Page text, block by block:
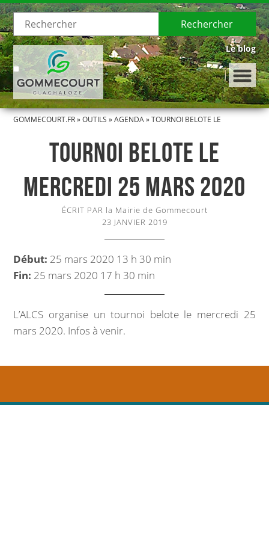
Rechercher
LE VILLAGE
Présentation de Gommecourt
Histoire de Gommecourt
LA MUNICIPALITÉ
Marchés publics
Intercommunalité
Bibliothèque
Le blog
GOMMECOURT.FR»OUTILS »AGENDA»TOURNOI BELOTE LE
MERCREDI 25 MARS 2020
TOURNOI BELOTE LE
MERCREDI 25 MARS 2020
ÉCRIT PAR la Mairie de Gommecourt
23 JANVIER 2019
Début: 25 mars 2020 13 h 30 min
Fin: 25 mars 2020 17 h 30 min
L’ALCS organise un tournoi belote le mercredi 25
mars 2020. Infos à venir.